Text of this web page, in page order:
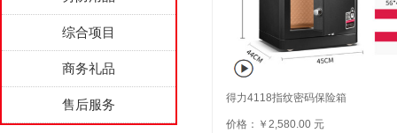
综合项目
商务礼品
售后服务 得力4118指纹密码保险箱
价格：￥2,580.00 元